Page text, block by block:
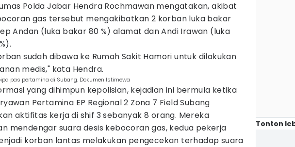
Polda Jabar Hendra Rochmawan mengatakan, akibat
gas tersebut mengakibatkan 2 korban luka bakar
Andan (luka bakar 80 %) alamat dan Andi Irawan (luka
sudah dibawa ke Rumah Sakit Hamori untuk dilakukan
medis," kata Hendra.
pas pertamina di Subang. Dokumen Istimewa
yang dihimpun kepolisian, kejadian ini bermula ketika
Pertamina EP Regional 2 Zona 7 Field Subang
aktifitas kerja di shif 3 sebanyak 8 orang. Mereka
mendengar suara desis kebocoran gas, kedua pekerja
korban lantas melakukan pengecekan terhadap suara
Tonton